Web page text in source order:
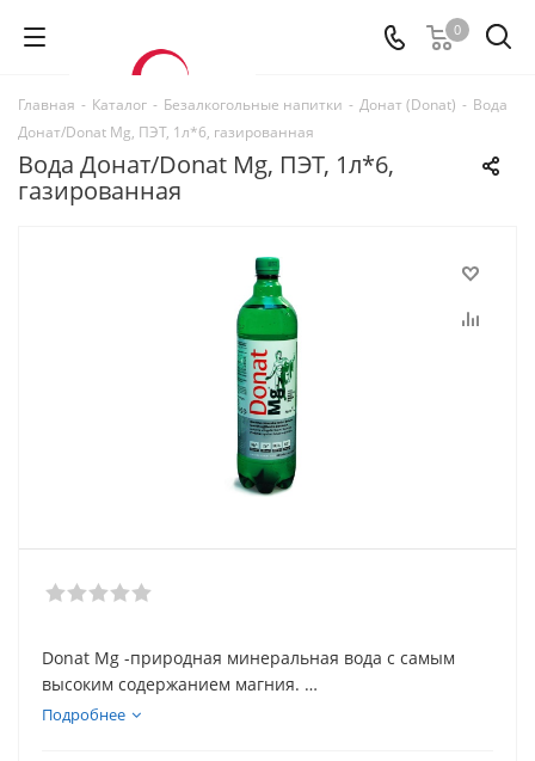
0
Главная - Каталог - Безалкогольные напитки - Донат (Donat) - Вода
Донат/Donat Mg, ПЭТ, 1л*6, газированная
Вода Донат/Donat Mg, ПЭТ, 1л*6,
газированная
Donat Mg -природная минеральная вода с самым
высоким содержанием магния.
Donat Mg благотворно влияет на пищеварение и
Подробнее